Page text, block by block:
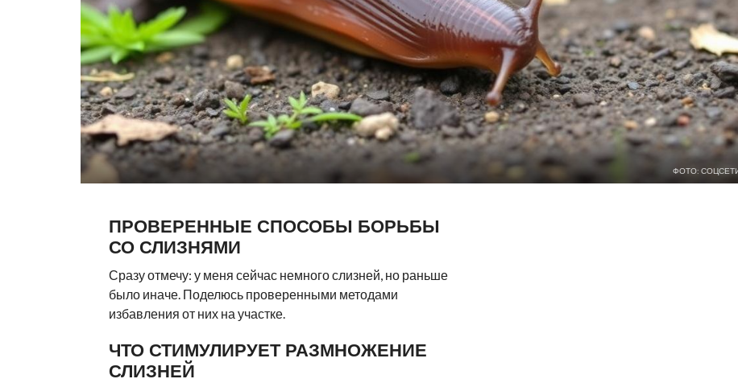
ФОТО:
ПРОВЕРЕННЫЕ СПОСОБЫ БОРЬБЫ
СО СЛИЗНЯМИ
Сразу отмечу: у меня сейчас немного слизней, но раньше
было иначе. Поделюсь проверенными методами
избавления от них на участке.
ЧТО СТИМУЛИРУЕТ РАЗМНОЖЕНИЕ
СЛИЗНЕЙ